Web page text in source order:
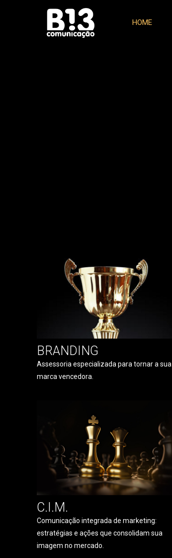
HOME
BRANDING
Assessoria especializada para tornar a sua
marca vencedora.
C.I.M.
Comunicação integrada de marketing:
estratégias e ações que consolidam sua
imagem no mercado.